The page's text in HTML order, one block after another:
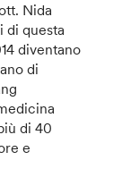
Nida
di questa
diventano
di
di 40
e